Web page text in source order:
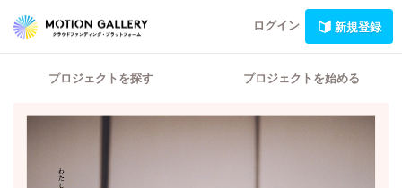
ログイン 新規登録
プロジェクトを探す プロジェクトを始める